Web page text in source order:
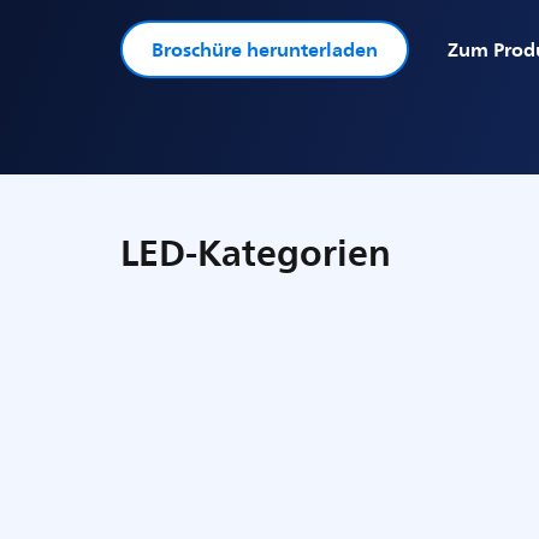
Broschüre herunterladen Zum
LED-Kategorien